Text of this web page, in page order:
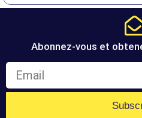
Abonnez-vous et